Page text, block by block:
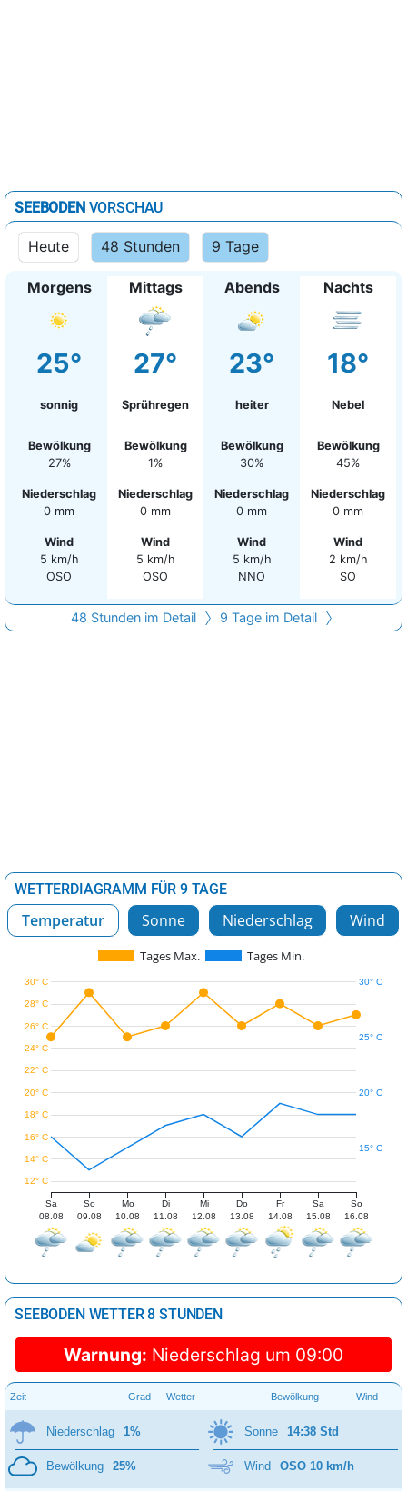
SEEBODENVORSCHAU
Heute 48 Stunden 9 Tage
Morgens
25°
sonnig
Bewölkung
27%
Niederschlag
0 mm
Wind
5 km/h
OSO
Mittags
27°
Sprühregen
Bewölkung
1%
Niederschlag
0 mm
Wind
5 km/h
OSO
Abends
23°
heiter
Bewölkung
30%
Niederschlag
0 mm
Wind
5 km/h
NNO
Nachts
18°
Nebel
Bewölkung
45%
Niederschlag
0 mm
Wind
2 km/h
SO
48 Stunden im Detail 9 Tage im Detail
WETTERDIAGRAMM FÜR 9 TAGE
Temperatur Sonne Niederschlag Wind
Tages Max. Tages Min.
Sa
08.08
So
09.08
Mo
10.08
Di
11.08
Mi
12.08
Do
13.08
Fr
14.08
Sa
15.08
So
16.08
12° C
14° C
16° C
18° C
20° C
22° C
24° C
26° C
28° C
30° C
15° C
20° C
25° C
30° C
SEEBODEN WETTER 8 STUNDEN
Warnung: Niederschlag um 09:00
Zeit Grad Wetter Bewölkung Wind
Niederschlag 1%
Bewölkung 25%
Sonne 14:38 Std
Wind OSO 10 km/h